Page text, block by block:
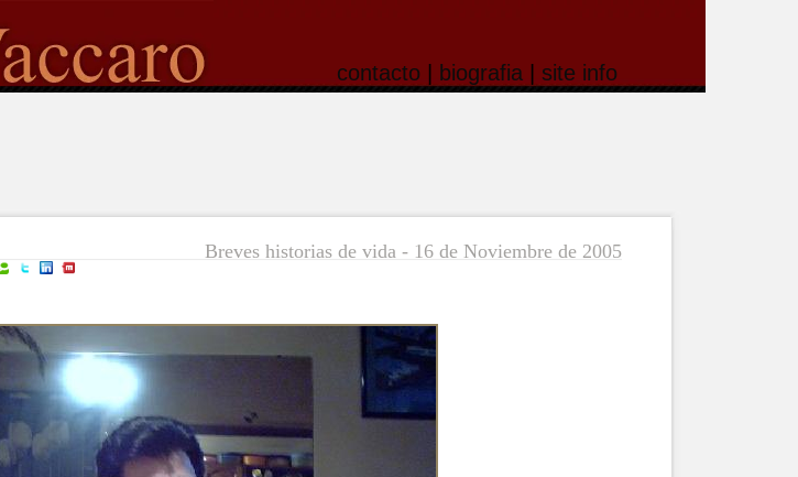
contacto biografia site info
Breves historias de vida - 16 de Noviembre de 2005